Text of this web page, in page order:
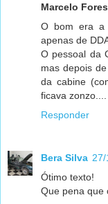
Marcelo
O bom era a
apenas de
O pessoal da
mas depois
da cabine
ficava zonzo....
Responder
Bera Silva
Ótimo texto!
Que pena que